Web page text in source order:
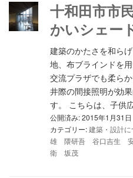
十和田市市
かいシェー
建築のかたさを和ら
地、布ブラインドを
交流プラザでも柔ら
井際の間接照明が効
す。 こちらは、子供
公開済み: 2015年1月31日
カテゴリー:建築・設計に
雄 隈研吾 谷口吉生
衛 坂茂